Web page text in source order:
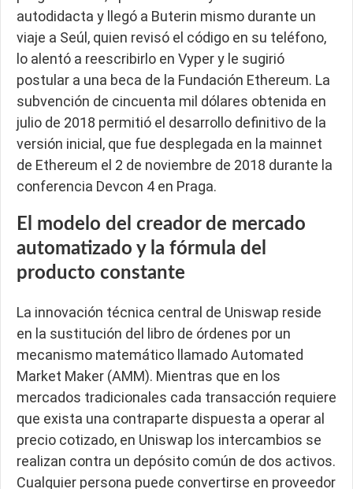
autodidacta y llegó a Buterin mismo durante un
viaje a Seúl, quien revisó el código en su teléfono,
lo alentó a reescribirlo en Vyper y le sugirió
postular a una beca de la Fundación Ethereum. La
subvención de cincuenta mil dólares obtenida en
julio de 2018 permitió el desarrollo definitivo de la
versión inicial, que fue desplegada en la mainnet
de Ethereum el 2 de noviembre de 2018 durante la
conferencia Devcon 4 en Praga.
El modelo del creador de mercado
automatizado y la fórmula del
producto constante
La innovación técnica central de Uniswap reside
en la sustitución del libro de órdenes por un
mecanismo matemático llamado Automated
Market Maker (AMM). Mientras que en los
mercados tradicionales cada transacción requiere
que exista una contraparte dispuesta a operar al
precio cotizado, en Uniswap los intercambios se
realizan contra un depósito común de dos activos.
Cualquier persona puede convertirse en proveedor